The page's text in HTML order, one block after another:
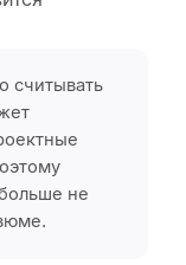
считывать
не